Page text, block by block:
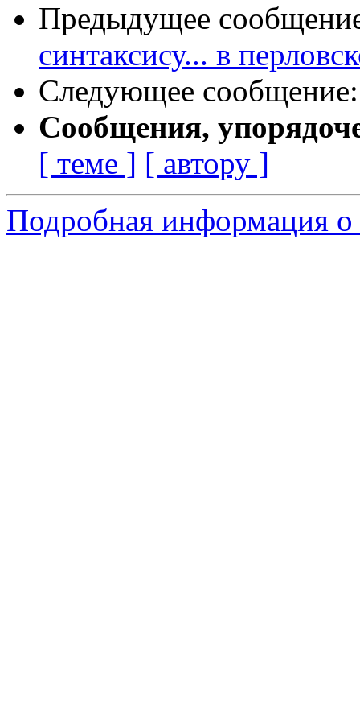
Предыдущее
синтаксису... в
Следующее
Сообщения,
[ теме ] [ автору ]
Подробная информация